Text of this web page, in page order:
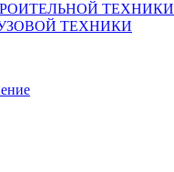
ТЕХНИКИ
ТЕХНИКИ